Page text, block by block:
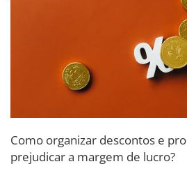
Como organizar descontos e
prejudicar a margem de lucro?